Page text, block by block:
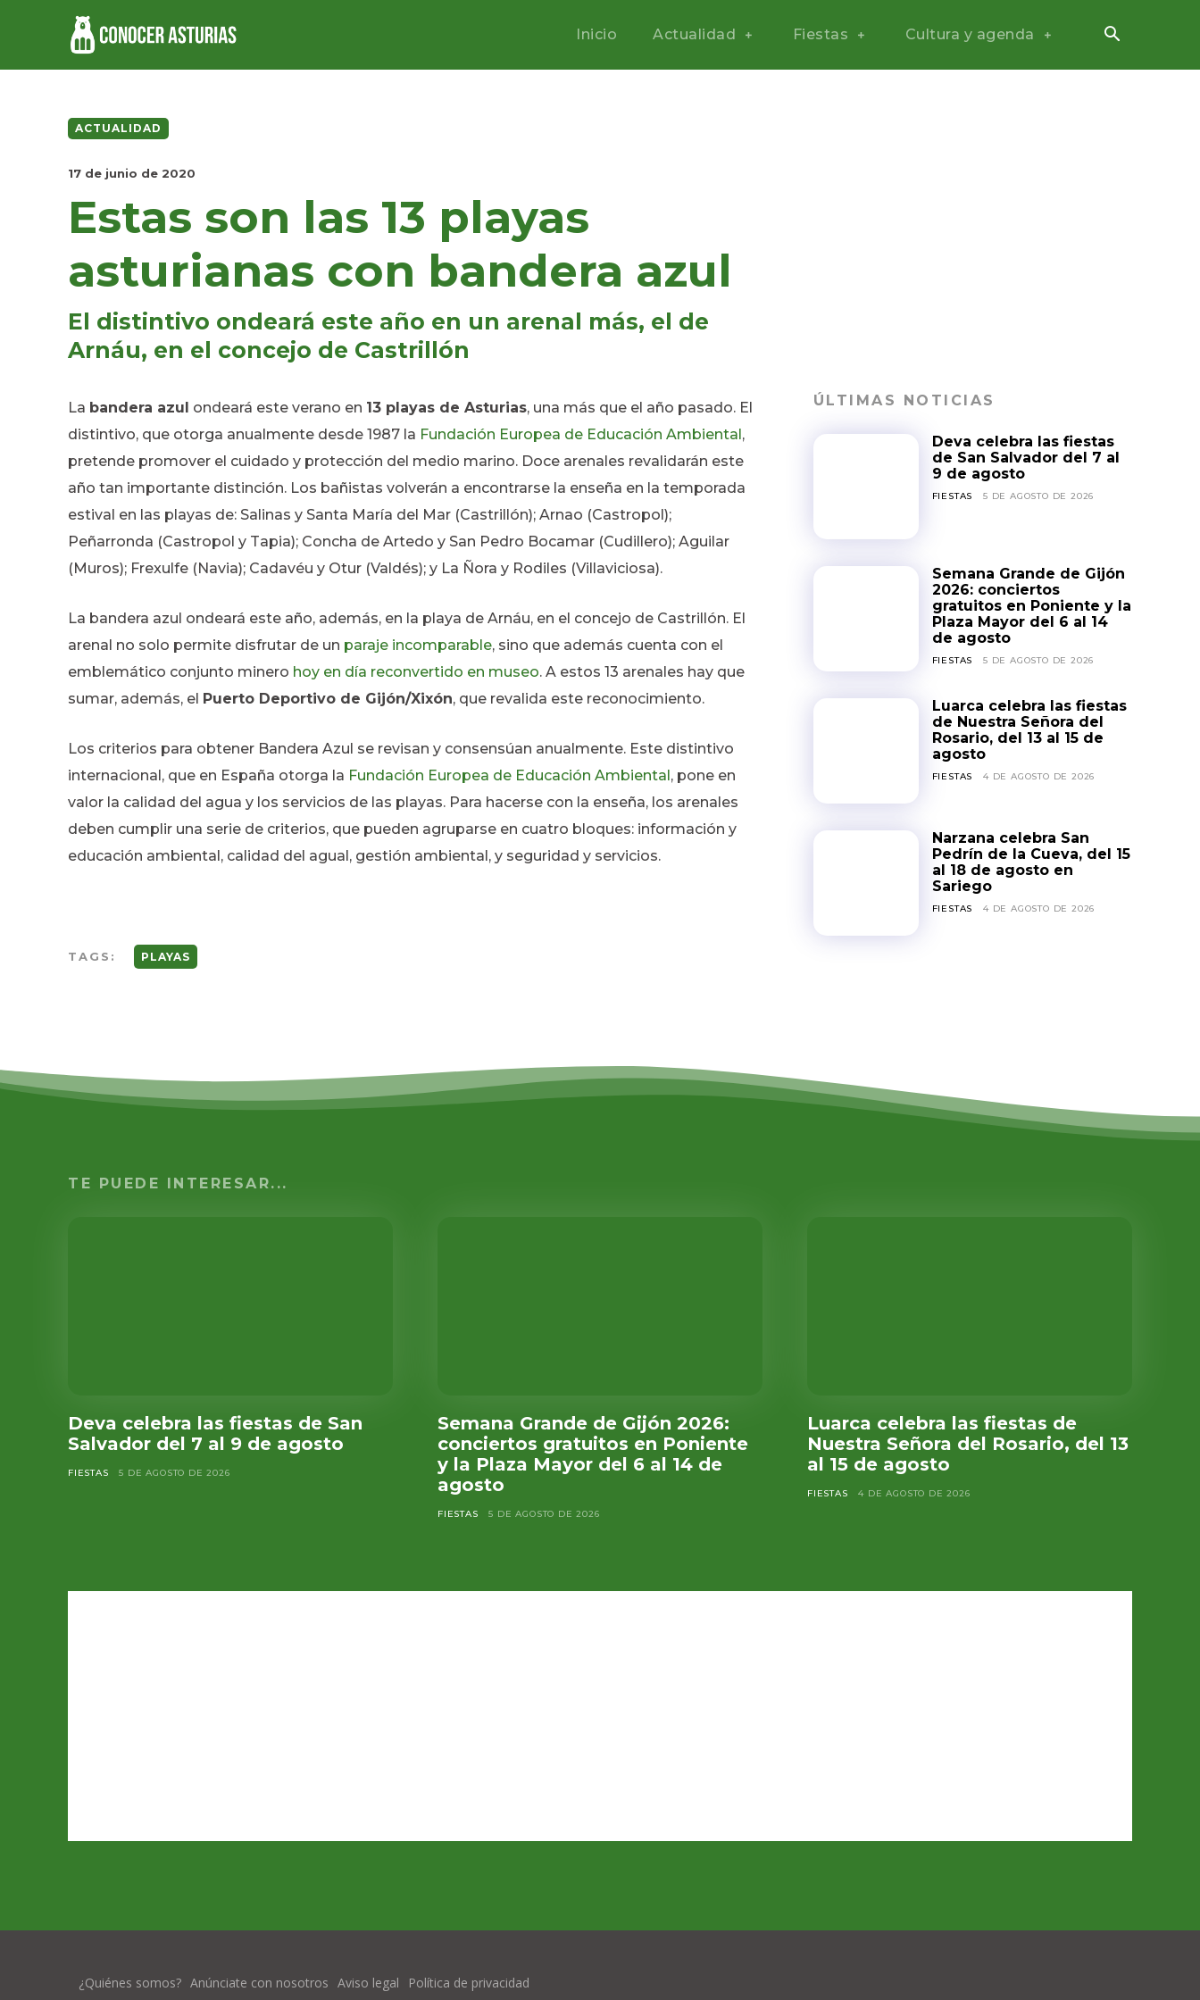
Inicio Actualidad Fiestas Cultura y agenda
ACTUALIDAD
17 de junio de 2020
Estas son las 13 playas
asturianas con bandera azul
El distintivo ondeará este año en un arenal más, el de
Arnáu, en el concejo de Castrillón
La bandera azul ondeará este verano en 13 playas de Asturias, una más que el año pasado. El
distintivo, que otorga anualmente desde 1987 la Fundación Europea de Educación Ambiental,
pretende promover el cuidado y protección del medio marino. Doce arenales revalidarán este
año tan importante distinción. Los bañistas volverán a encontrarse la enseña en la temporada
estival en las playas de: Salinas y Santa María del Mar (Castrillón); Arnao (Castropol);
Peñarronda (Castropol y Tapia); Concha de Artedo y San Pedro Bocamar (Cudillero); Aguilar
(Muros); Frexulfe (Navia); Cadavéu y Otur (Valdés); y La Ñora y Rodiles (Villaviciosa).
La bandera azul ondeará este año, además, en la playa de Arnáu, en el concejo de Castrillón. El
arenal no solo permite disfrutar de un paraje incomparable, sino que además cuenta con el
emblemático conjunto minero hoy en día reconvertido en museo. A estos 13 arenales hay que
sumar, además, el Puerto Deportivo de Gijón/Xixón, que revalida este reconocimiento.
Los criterios para obtener Bandera Azul se revisan y consensúan anualmente. Este distintivo
internacional, que en España otorga la Fundación Europea de Educación Ambiental, pone en
valor la calidad del agua y los servicios de las playas. Para hacerse con la enseña, los arenales
deben cumplir una serie de criterios, que pueden agruparse en cuatro bloques: información y
educación ambiental, calidad del agual, gestión ambiental, y seguridad y servicios.
TAGS: PLAYAS
ÚLTIMAS NOTICIAS
Deva celebra las fiestas
de San Salvador del 7 al
9 de agosto
FIESTAS 5 DE AGOSTO DE 2026
Semana Grande de Gijón
2026: conciertos
gratuitos en Poniente y la
Plaza Mayor del 6 al 14
de agosto
FIESTAS 5 DE AGOSTO DE 2026
Luarca celebra las fiestas
de Nuestra Señora del
Rosario, del 13 al 15 de
agosto
FIESTAS 4 DE AGOSTO DE 2026
Narzana celebra San
Pedrín de la Cueva, del 15
al 18 de agosto en
Sariego
FIESTAS 4 DE AGOSTO DE 2026
TE PUEDE INTERESAR...
Deva celebra las fiestas de San
Salvador del 7 al 9 de agosto
FIESTAS 5 DE AGOSTO DE 2026
Semana Grande de Gijón 2026:
conciertos gratuitos en Poniente
y la Plaza Mayor del 6 al 14 de
agosto
FIESTAS 5 DE AGOSTO DE 2026
Luarca celebra las fiestas de
Nuestra Señora del Rosario, del 13
al 15 de agosto
FIESTAS 4 DE AGOSTO DE 2026
¿Quiénes somos? Anúnciate con nosotros Aviso legal Política de privacidad